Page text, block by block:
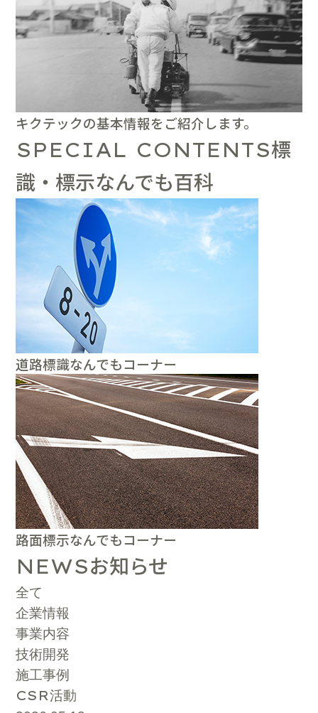
キクテックの基本情報をご紹介します。
SPECIAL CONTENTS標
識・標示なんでも百科
道路標識なんでもコーナー
路面標示なんでもコーナー
NEWSお知らせ
全て
企業情報
事業内容
技術開発
施工事例
CSR活動